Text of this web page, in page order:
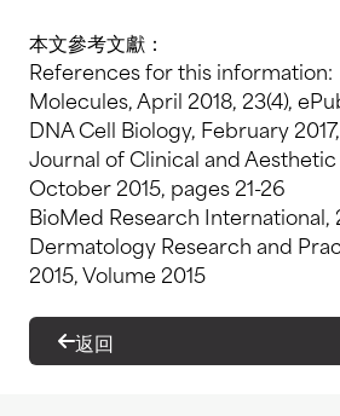
本文參考文獻：
References for this information:
Molecules, April 2018, 23(4),
DNA Cell Biology, February
Journal of Clinical and
October 2015, pages 21-26
BioMed Research International,
Dermatology Research and
2015, Volume 2015
返回